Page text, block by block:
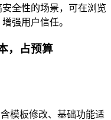
全性的场景，可在浏览
强用户信任。
，占预算
含模板修改、基础功能适